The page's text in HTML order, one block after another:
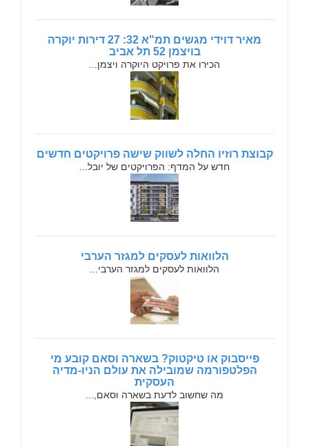
מאיר דוידי מגשים תמ"א 32: 27 דירות יוקרה
בויצמן 52 תל אביב
הכירו את פרויקט היוקרה ויצמן...
קבוצת רוזיו החלה לשווק שישה פרויקטים חדשים
חדש על המדף: הפרויקטים של יובל...
הלוואות לעסקים למגזר הערבי
הלוואות לעסקים למגזר הערבי...
פייסבוק או טיקטוק? בשארה וסאם קובע מי
הפלטפורמה שמובילה את עולם הניו-מדיה
העסקית
מה שחשוב לדעת בשארה וסאם,...